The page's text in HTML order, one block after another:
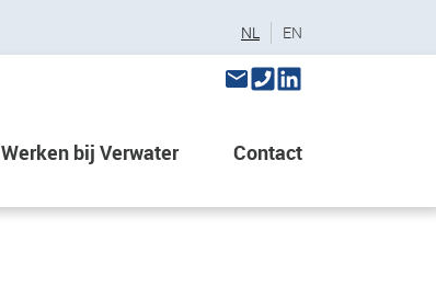
NL EN
Werken bij Verwater Contact